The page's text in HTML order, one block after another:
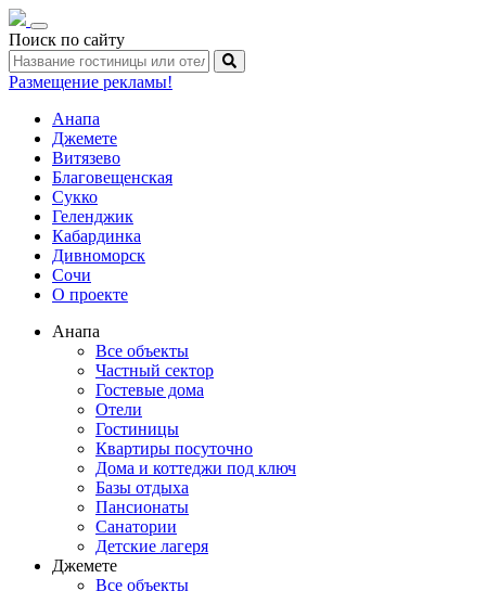
Toggle
navigation
Поиск по сайту
Размещение рекламы!
Анапа
Джемете
Витязево
Благовещенская
Сукко
Геленджик
Кабардинка
Дивноморск
Сочи
О проекте
Анапа
Все объекты
Частный сектор
Гостевые дома
Отели
Гостиницы
Квартиры посуточно
Дома и коттеджи под ключ
Базы отдыха
Пансионаты
Санатории
Детские лагеря
Джемете
Все объекты